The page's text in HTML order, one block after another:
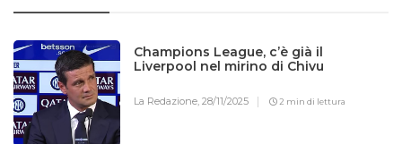
Champions League, c’è già il
Liverpool nel mirino di Chivu
La Redazione,28/11/2025 2 min di lettura